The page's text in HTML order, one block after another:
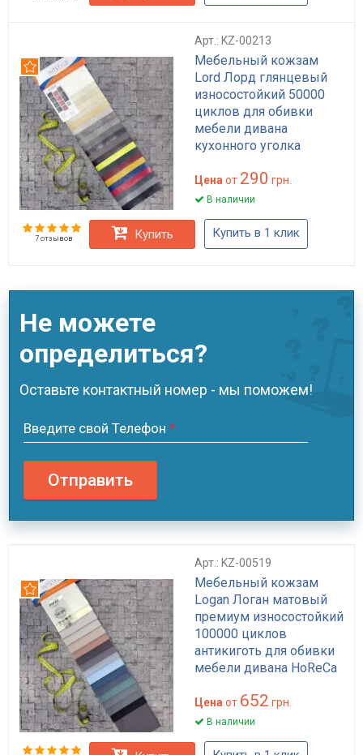
Арт.: KZ-00213
Мебельный кожзам
Lord Лорд глянцевый
износостойкий 50000
циклов для обивки
мебели дивана
кухонного уголка
цветов
Рекомендуем
Цена от 290 грн.
В наличии
7 отзывов Купить Купить в 1 клик
Не можете
определиться?
Оставьте контактный номер - мы поможем!
Введите свой Телефон *
Отправить
Арт.: KZ-00519
Мебельный кожзам
Logan Логан матовый
премиум износостойкий
100000 циклов
антикиготь для обивки
мебели дивана HoReCa
470 г/м²
Рекомендуем
Цена от 652 грн.
В наличии